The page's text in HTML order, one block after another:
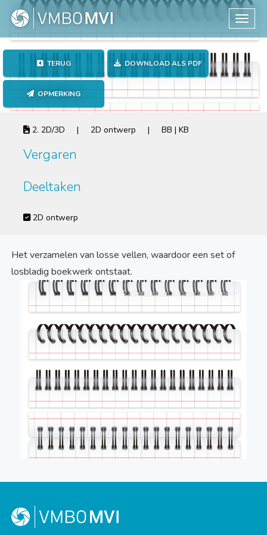
TERUG DOWNLOAD ALS PDF
OPMERKING
2. 2D/3D | 2D ontwerp | BB | KB
Vergaren
Deeltaken
2D ontwerp
Het verzamelen van losse vellen, waardoor een set of
losbladig boekwerk ontstaat.
©Afbeelding van pikisuperstarop Freepik